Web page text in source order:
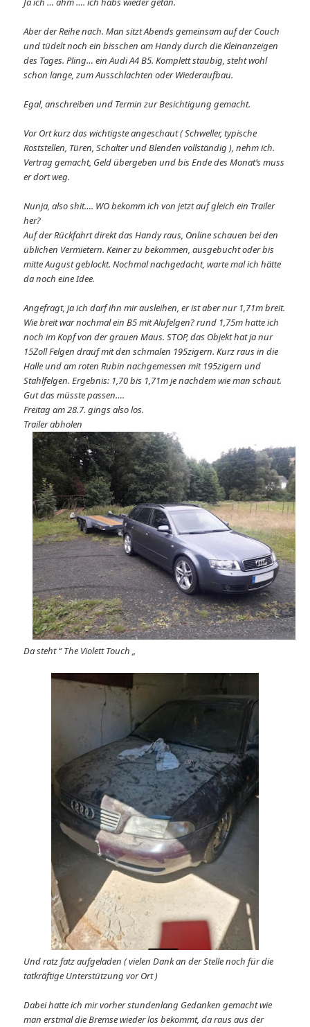
Aber der Reihe nach. Man sitzt Abends gemeinsam auf der Couch
und tüdelt noch ein bisschen am Handy durch die Kleinanzeigen
des Tages. Pling… ein Audi A4 B5. Komplett staubig, steht wohl
schon lange, zum Ausschlachten oder Wiederaufbau.
Egal, anschreiben und Termin zur Besichtigung gemacht.
Vor Ort kurz das wichtigste angeschaut ( Schweller, typische
Roststellen, Türen, Schalter und Blenden vollständig ), nehm ich.
Vertrag gemacht, Geld übergeben und bis Ende des Monat’s muss
er dort weg.
Nunja, also shit…. WO bekomm ich von jetzt auf gleich ein Trailer
her?
Auf der Rückfahrt direkt das Handy raus, Online schauen bei den
üblichen Vermietern. Keiner zu bekommen, ausgebucht oder bis
mitte August geblockt. Nochmal nachgedacht, warte mal ich hätte
da noch eine Idee.
Angefragt, ja ich darf ihn mir ausleihen, er ist aber nur 1,71m breit.
Wie breit war nochmal ein B5 mit Alufelgen? rund 1,75m hatte ich
noch im Kopf von der grauen Maus. STOP, das Objekt hat ja nur
15Zoll Felgen drauf mit den schmalen 195zigern. Kurz raus in die
Halle und am roten Rubin nachgemessen mit 195zigern und
Stahlfelgen. Ergebnis: 1,70 bis 1,71m je nachdem wie man schaut.
Gut das müsste passen….
Freitag am 28.7. gings also los.
Trailer abholen
Da steht “ The Violett Touch „
Und ratz fatz aufgeladen ( vielen Dank an der Stelle noch für die
tatkräftige Unterstützung vor Ort )
Dabei hatte ich mir vorher stundenlang Gedanken gemacht wie
man erstmal die Bremse wieder los bekommt, da raus aus der